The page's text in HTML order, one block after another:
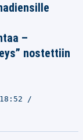
–
nostettiin